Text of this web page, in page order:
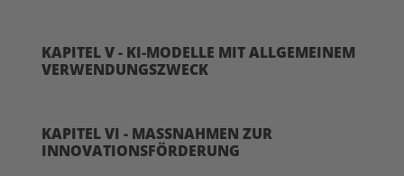
KAPITEL V - KI-MODELLE MIT ALLGEMEINEM
VERWENDUNGSZWECK
KAPITEL VI - MASSNAHMEN ZUR
INNOVATIONSFÖRDERUNG